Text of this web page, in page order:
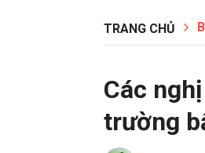
TRANG CHỦ
Các
trường